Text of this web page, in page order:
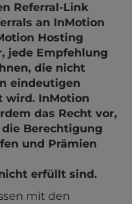
Referral-Link
an InMotion
Hosting
jede Empfehlung
die nicht
eindeutigen
wird. InMotion
das Recht vor,
Berechtigung
und Prämien
erfüllt sind.
mit den